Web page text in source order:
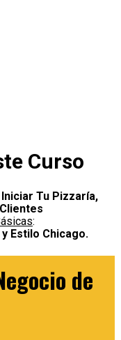
Curso
Tu Pizzaría,
Estilo Chicago.
de